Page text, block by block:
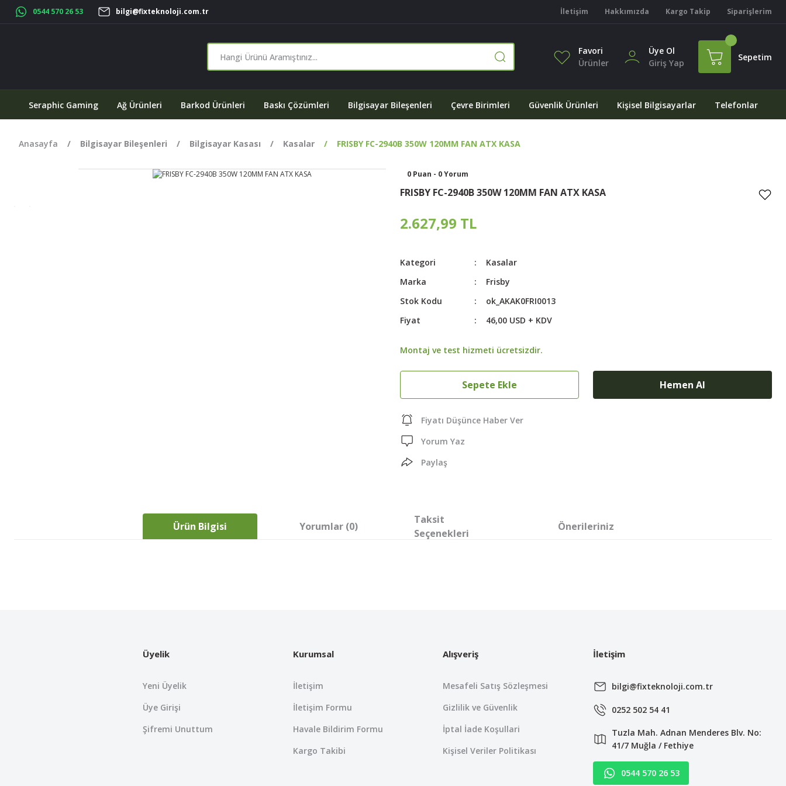
0544 570 26 53 bilgi@fixteknoloji.com.tr İletişim Hakkımızda Kargo Takip Siparişlerim
Favori
Ürünler
Üye Ol
Giriş Yap
Sepetim
Seraphic Gaming Ağ Ürünleri Barkod Ürünleri Baskı Çözümleri Bilgisayar Bileşenleri Çevre Birimleri Güvenlik Ürünleri Kişisel Bilgisayarlar Telefonlar
Anasayfa Bilgisayar Bileşenleri Bilgisayar Kasası Kasalar FRISBY FC-2940B 350W 120MM FAN ATX KASA
0 Puan - 0 Yorum
FRISBY FC-2940B 350W 120MM FAN ATX KASA
2.627,99 TL
Kategori
Kasalar
Marka
Frisby
Stok Kodu
ok_AKAK0FRI0013
Fiyat
46,00 USD + KDV
Montaj ve test hizmeti ücretsizdir.
Sepete Ekle Hemen Al
Fiyatı Düşünce Haber Ver
Yorum Yaz
Paylaş
Ürün Bilgisi Yorumlar (0)
Taksit
Seçenekleri
Önerileriniz
Ürün bilgilerinde hatalar bulunuyor.
Bu ürüne benzer farklı alternatifler olmalı.
Üyelik
Yeni Üyelik
Üye Girişi
Şifremi Unuttum
Kurumsal
İletişim
İletişim Formu
Havale Bildirim Formu
Kargo Takibi
Alışveriş
Mesafeli Satış Sözleşmesi
Gizlilik ve Güvenlik
İptal İade Koşullari
Kişisel Veriler Politikası
İletişim
bilgi@fixteknoloji.com.tr
0252 502 54 41
Tuzla Mah. Adnan Menderes Blv. No:
41/7 Muğla / Fethiye
0544 570 26 53